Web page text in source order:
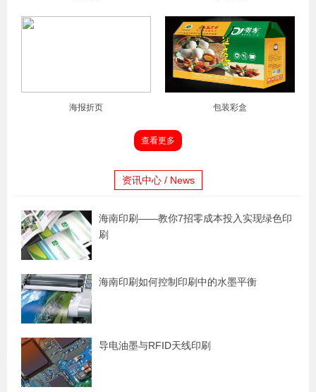
海报折页 包装彩盒
查看更多
资讯中心 / News
海南印刷——教你7招零成本投入实现绿色印
刷
海南印刷如何控制印刷中的水墨平衡
导电油墨与RFID天线印刷